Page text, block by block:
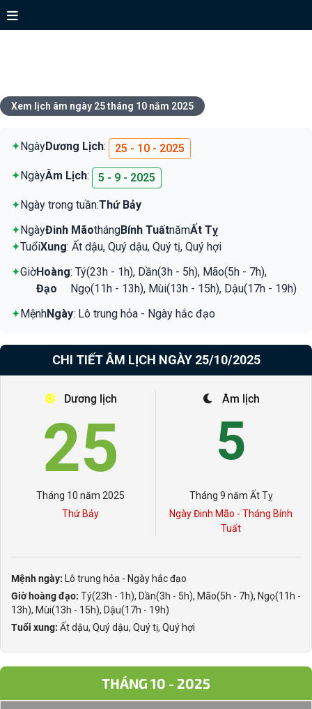
Xem lịch âm ngày 25 tháng 10 năm 2025
✦NgàyDương Lịch: 25 - 10 - 2025
✦NgàyÂm Lịch: 5 - 9 - 2025
✦Ngày trong tuần:Thứ Bảy
✦NgàyĐinh MãothángBính TuấtnămẤt Tỵ
✦TuổiXung: Ất dậu, Quý dậu, Quý tị, Quý hợi
✦GiờHoàng
Đạo
: Tý(23h - 1h), Dần(3h - 5h), Mão(5h - 7h),
Ngọ(11h - 13h), Mùi(13h - 15h), Dậu(17h - 19h)
✦MệnhNgày: Lô trung hỏa - Ngày hắc đạo
CHI TIẾT ÂM LỊCH NGÀY 25/10/2025
Dương lịch
25
Tháng 10 năm 2025
Thứ Bảy
Âm lịch
5
Tháng 9 năm Ất Tỵ
Ngày Đinh Mão - Tháng Bính
Tuất
Mệnh ngày: Lô trung hỏa - Ngày hắc đạo
Giờ hoàng đạo: Tý(23h - 1h), Dần(3h - 5h), Mão(5h - 7h), Ngọ(11h -
13h), Mùi(13h - 15h), Dậu(17h - 19h)
Tuổi xung: Ất dậu, Quý dậu, Quý tị, Quý hợi
THÁNG 10 - 2025